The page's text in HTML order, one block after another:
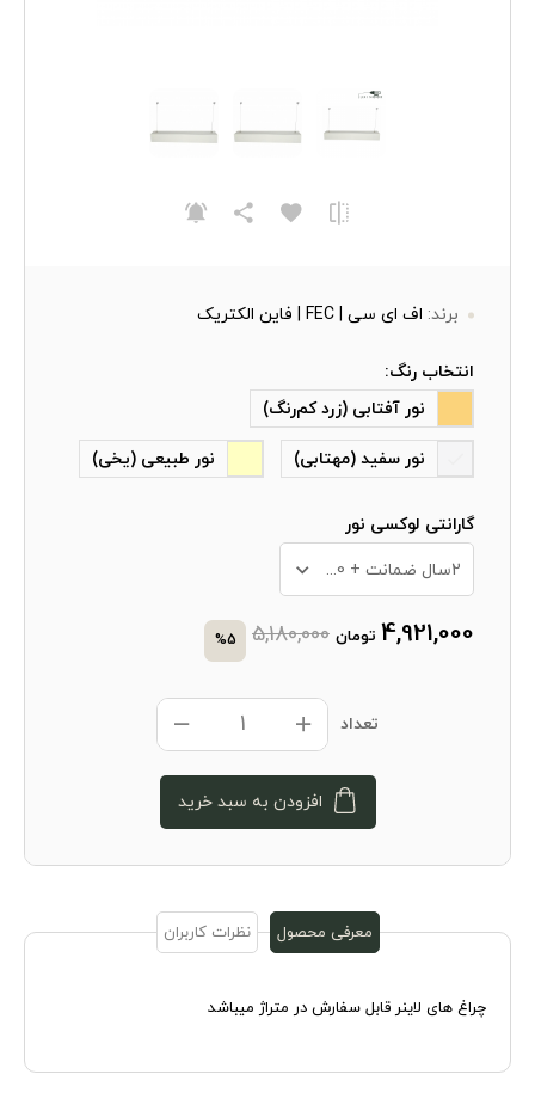
برند: اف ای سی | FEC | فاین الکتریک
انتخاب رنگ:
نور آفتابی (زرد کم‌رنگ)
نور سفید (مهتابی) نور طبیعی (یخی)
گارانتی لوکسی نور
2سال ضمانت + 10 سال خدمات پس از فروش
4,921,000 تومان 5,180,000
%5
تعداد
افزودن به سبد خرید
معرفی محصول نظرات کاربران
چراغ های لاینر قابل سفارش در متراژ میباشد